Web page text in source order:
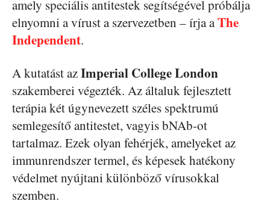
amely speciális antitestek segítségével próbálja
elnyomni a vírust a szervezetben – írja aThe
Independent.
A kutatást azImperial College London
szakemberei végezték. Az általuk fejlesztett
terápia két úgynevezett széles spektrumú
semlegesítő antitestet, vagyis bNAb-ot
tartalmaz. Ezek olyan fehérjék, amelyeket az
immunrendszer termel, és képesek hatékony
védelmet nyújtani különböző vírusokkal
szemben.